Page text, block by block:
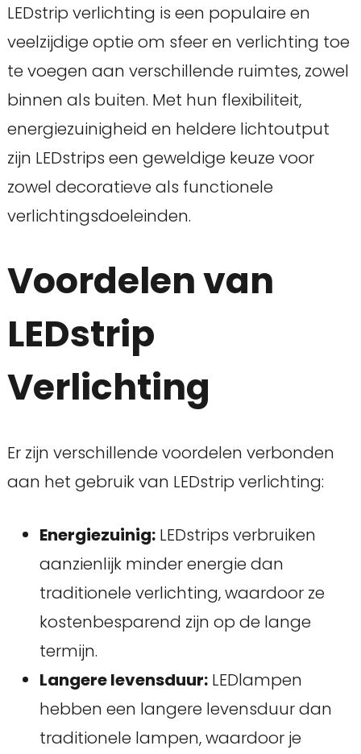
LEDstrip verlichting is een populaire en
veelzijdige optie om sfeer en verlichting toe
te voegen aan verschillende ruimtes, zowel
binnen als buiten. Met hun flexibiliteit,
energiezuinigheid en heldere lichtoutput
zijn LEDstrips een geweldige keuze voor
zowel decoratieve als functionele
verlichtingsdoeleinden.
Voordelen van
LEDstrip
Verlichting
Er zijn verschillende voordelen verbonden
aan het gebruik van LEDstrip verlichting:
Energiezuinig:LEDstrips verbruiken
aanzienlijk minder energie dan
traditionele verlichting, waardoor ze
kostenbesparend zijn op de lange
termijn.
Langere levensduur:LEDlampen
hebben een langere levensduur dan
traditionele lampen, waardoor je